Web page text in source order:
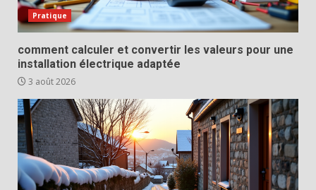
Pratique
comment calculer et convertir les valeurs pour une
installation électrique adaptée
3 août 2026